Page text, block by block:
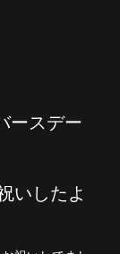
ースデー
いしたよ